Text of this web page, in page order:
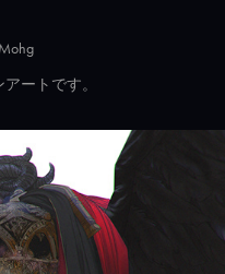
アートです。